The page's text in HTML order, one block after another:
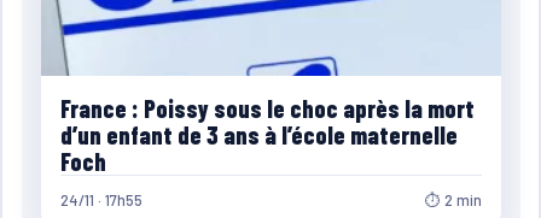
France : Poissy sous le choc après la mort
d’un enfant de 3 ans à l’école maternelle
Foch
24/11 · 17h55 ⏱ 2 min